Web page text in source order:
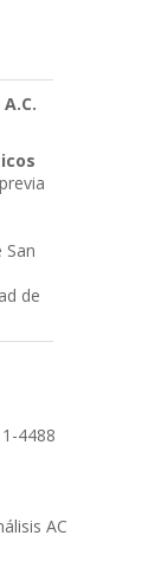
San
de
4488
AC